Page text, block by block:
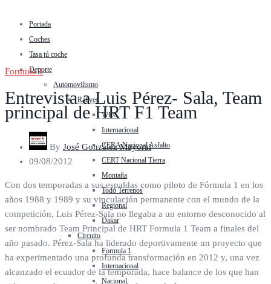
Portada
Coches
Tasa tú coche
Deporte
Automovilismo
Rallyes
WRC
Internacional
CERA Nacional Asfalto
CERT Nacional Tierra
Montaña
Todo Terrenos
Regional
Dakar
Circuito
Formula 1
Internacional
Nacional
Formula 1
Entrevista a Luis Pérez- Sala, Team
principal de HRT F1 Team
By José González Mayoral
09/08/2012
Con dos temporadas a sus espaldas como piloto de Fórmula 1 en los
años 1988 y 1989 y su vinculación permanente con el mundo de la
competición, Luis Pérez-Sala no llegaba a un entorno desconocido al
ser nombrado Team Principal de HRT Formula 1 Team a finales del
año pasado. Pérez-Sala ha liderado deportivamente un proyecto que
ha experimentado una profunda transformación en 2012 y, una vez
alcanzado el ecuador de la temporada, hace balance de los que han